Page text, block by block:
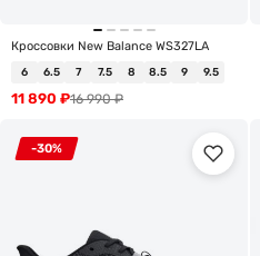
Кроссовки New Balance WS327LA
6 6.5 7 7.5 8 8.5 9 9.5
16 990₽
11 890 ₽
-30%